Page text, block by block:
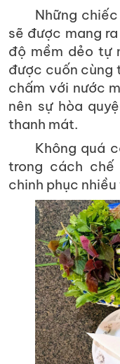
Những
sẽ được mang
độ mềm dẻo tự
được cuốn cùng
chấm với nước
nên sự hòa
thanh mát.
Không quá
trong cách
chinh phục